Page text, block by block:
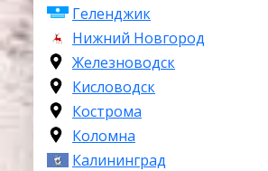
Геленджик
Нижний Новгород
Железноводск
Кисловодск
Кострома
Коломна
Калининград